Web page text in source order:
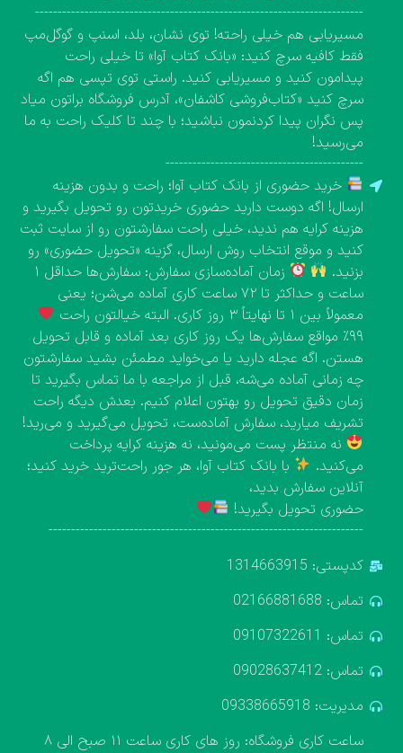
-------------------------------------------------------------------------
مسیریابی هم خیلی راحته! توی نشان، بلد، اسنپ و گوگل‌مپ
فقط کافیه سرچ کنید: «بانک کتاب آوا» تا خیلی راحت
پیدامون کنید و مسیریابی کنید. راستی توی تپسی هم اگه
سرچ کنید «کتاب‌فروشی کاشفان»، آدرس فروشگاه براتون میاد
پس نگران پیدا کردنمون نباشید؛ با چند تا کلیک راحت به ما
می‌رسید!
--------------------------------------------
خرید حضوری از بانک کتاب آوا؛ راحت و بدون هزینه
ارسال! اگه دوست دارید حضوری خریدتون رو تحویل بگیرید و
هزینه کرایه هم ندید، خیلی راحت سفارشتون رو از سایت ثبت
کنید و موقع انتخاب روش ارسال، گزینه «تحویل حضوری» رو
بزنید.
زمان آماده‌سازی سفارش: سفارش‌ها حداقل ۱
ساعت و حداکثر تا ۷۲ ساعت کاری آماده می‌شن؛ یعنی
معمولاً بین ۱ تا نهایتاً ۳ روز کاری. البته خیالتون راحت
۹۹٪ مواقع سفارش‌ها یک روز کاری بعد آماده و قابل تحویل
هستن. اگه عجله دارید یا می‌خواید مطمئن بشید سفارشتون
چه زمانی آماده می‌شه، قبل از مراجعه با ما تماس بگیرید تا
زمان دقیق تحویل رو بهتون اعلام کنیم. بعدش دیگه راحت
تشریف میارید، سفارش آماده‌ست، تحویل می‌گیرید و می‌رید!
نه منتظر پست می‌مونید، نه هزینه کرایه پرداخت
می‌کنید.
با بانک کتاب آوا، هر جور راحت‌ترید خرید کنید؛
آنلاین سفارش بدید،
حضوری تحویل بگیرید!
----------------------------------------------------------------------
کدپستی: 1314663915
تماس: 02166881688
تماس: 09107322611
تماس: 09028637412
مدیریت: 09338665918
ساعت کاری فروشگاه: روز های کاری ساعت ۱۱ صبح الی ۸